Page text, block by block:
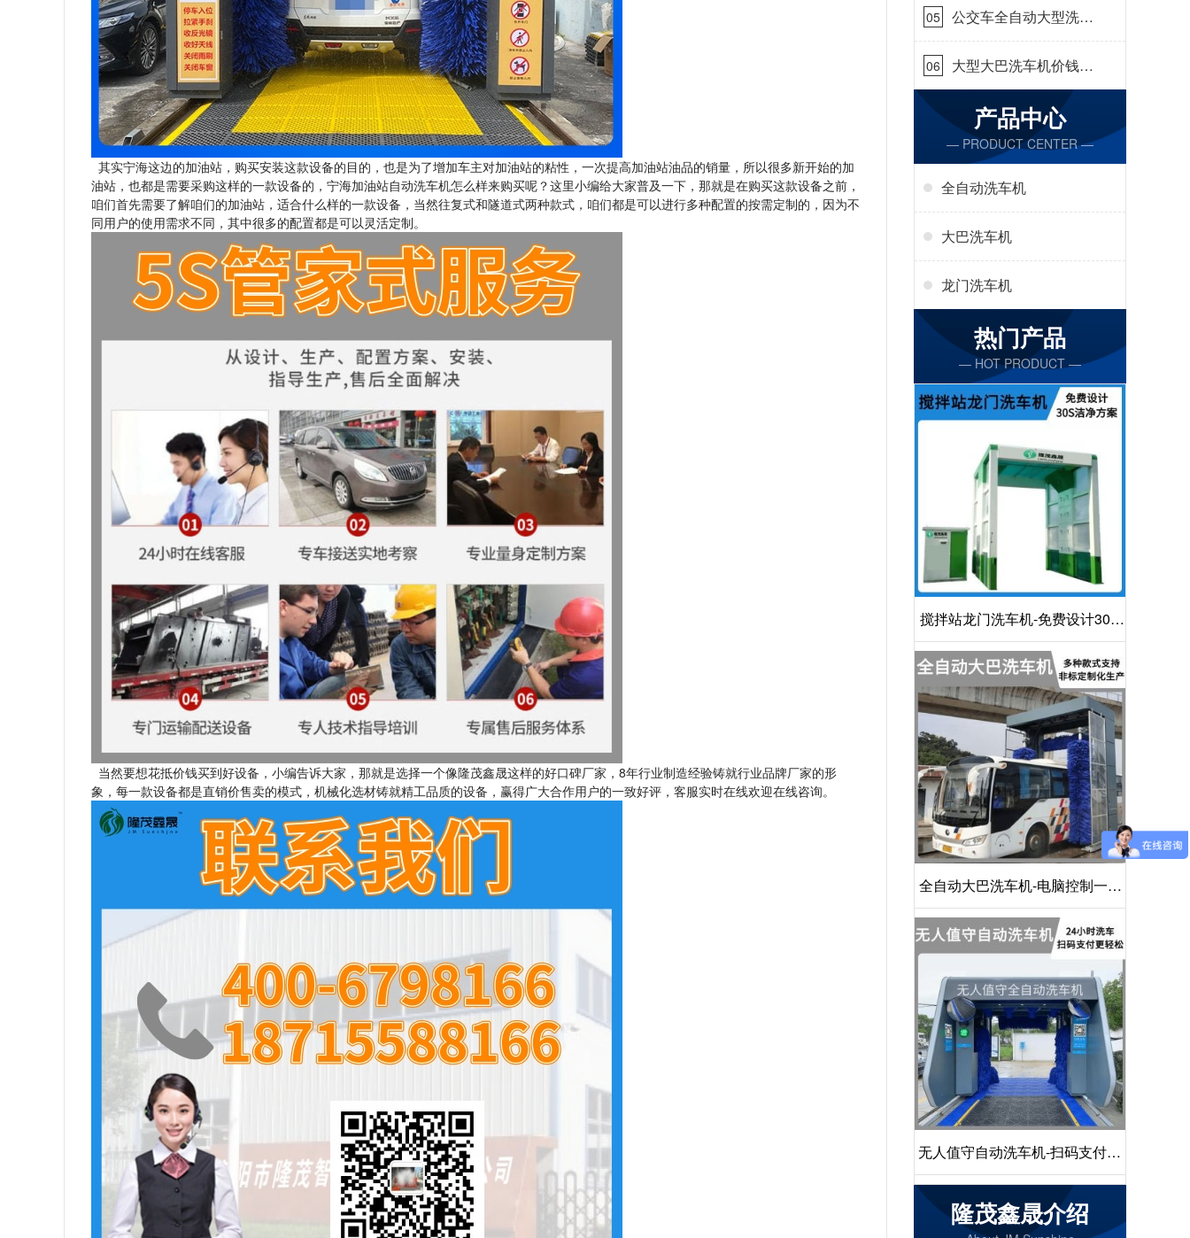
其实宁海这边的加油站，购买安装这款设备的目的，也是为了增加车主对加油站的粘性，一次提高加油站油品的销量，所以很多新开始的加
油站，也都是需要采购这样的一款设备的，宁海加油站自动洗车机怎么样来购买呢？这里小编给大家普及一下，那就是在购买这款设备之前，
咱们首先需要了解咱们的加油站，适合什么样的一款设备，当然往复式和隧道式两种款式，咱们都是可以进行多种配置的按需定制的，因为不
同用户的使用需求不同，其中很多的配置都是可以灵活定制。
当然要想花抵价钱买到好设备，小编告诉大家，那就是选择一个像隆茂鑫晟这样的好口碑厂家，8年行业制造经验铸就行业品牌厂家的形
象，每一款设备都是直销价售卖的模式，机械化选材铸就精工品质的设备，赢得广大合作用户的一致好评，客服实时在线欢迎在线咨询。
05
公交车全自动大型洗车
机什么价钱[隆茂鑫晟]
06
大型大巴洗车机价钱怎
么样[隆茂鑫晟]
产品中心
— PRODUCT CENTER —
全自动洗车机
大巴洗车机
龙门洗车机
热门产品
— HOT PRODUCT —
搅拌站龙门洗车机-免费设计30S
洁净方案[隆茂鑫晟]
全自动大巴洗车机-电脑控制一键
启动清洗[隆茂鑫晟]
无人值守自动洗车机-扫码支付24
小时不停机洗车[隆茂鑫晟]
隆茂鑫晟介绍